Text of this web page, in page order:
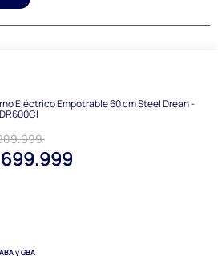
Eléctrico Empotrable 60 cm Steel Drean -
y GBA